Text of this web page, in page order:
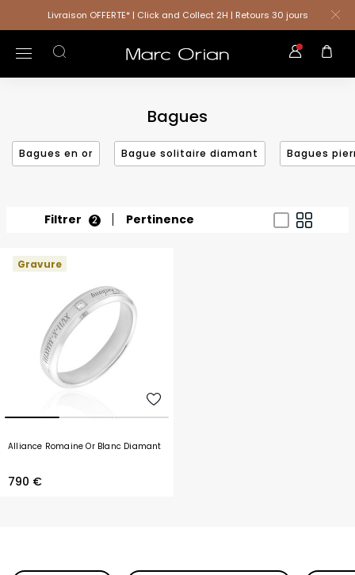
Livraison OFFERTE* | Click and Collect 2H | Retours 30 jours
Bagues
Bagues en or Bague solitaire diamant Bagues
Filtrer 2 Pertinence
Gravure
Alliance Romaine Or Blanc Diamant
790 €